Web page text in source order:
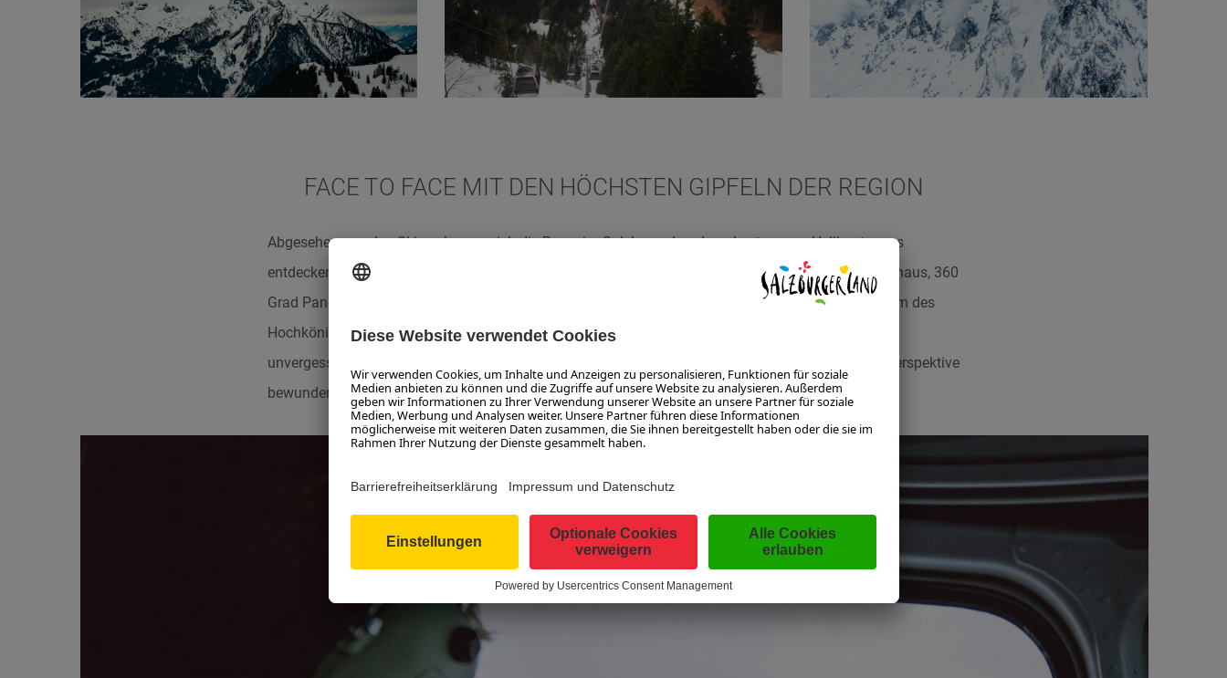
FACE TO FACE MIT DEN HÖCHSTEN GIPFELN DER REGION
Abgesehen von den Skiern, lassen sich die Berge im SalzburgerLand am besten vom Helikopter aus
entdecken. Gemeinsam mit der
ging es während dem MyInstaWeekend hoch hinaus, 360
Grad Panoramablick inklusive. Auf fast 3.000 Metern Höhe flog die Crew über den steinernen Kamm des
Hochkönigs, dahinter erstreckten sich die Gipfel und Seen der österreichischen Bergwelt. Ein
unvergessliches Erlebnis – ganz besonders für
, der zum ersten Mal die Welt aus der Vogelperspektive
bewunderte.